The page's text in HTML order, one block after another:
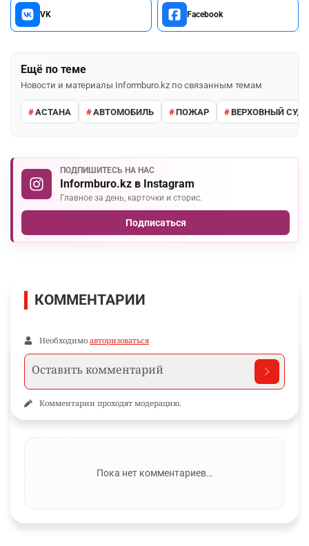
VK Facebook
Ещё по теме
Новости и материалы Informburo.kz по связанным темам
АСТАНА АВТОМОБИЛЬ ПОЖАР ВЕРХОВНЫЙ СУД
ПОДПИШИТЕСЬ НА НАС
Informburo.kz в Instagram
Главное за день, карточки и сторис.
Подписаться
КОММЕНТАРИИ
Необходимо авторизоваться
Комментарии проходят модерацию.
Пока нет комментариев…